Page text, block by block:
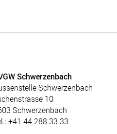
Schwerzenbach
Schwerzenbach
10
Schwerzenbach
+41 44 288 33 33